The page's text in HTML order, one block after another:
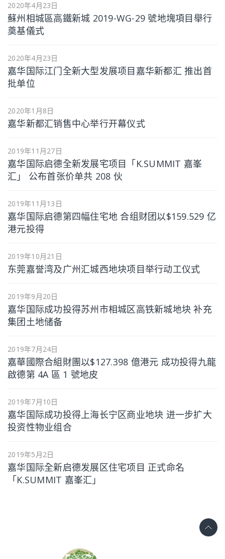
2020年4月23日
蘇州相城區高鐵新城 2019-WG-29 號地塊項目舉行
奠基儀式
2020年4月23日
嘉华国际江门全新大型发展项目嘉华新都汇 推出首
批单位
2020年1月8日
嘉华新都汇销售中心举行开幕仪式
2019年11月27日
嘉华国际启德全新发展宅项目「K.SUMMIT 嘉峯
汇」 公布首张价单共 208 伙
2019年11月13日
嘉华国际启德第四幅住宅地 合组财团以$159.529 亿
港元投得
2019年10月21日
东莞嘉誉湾及广州汇城西地块项目举行动工仪式
2019年9月20日
嘉华国际成功投得苏州市相城区高铁新城地块 补充
集团土地储备
2019年7月24日
嘉華國際合組財團以$127.398 億港元 成功投得九龍
啟德第 4A 區 1 號地皮
2019年7月10日
嘉华国际成功投得上海长宁区商业地块 进一步扩大
投资性物业组合
2019年5月2日
嘉华国际全新启德发展区住宅项目 正式命名
「K.SUMMIT 嘉峯汇」